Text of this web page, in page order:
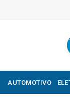
AUTOMOTIVO